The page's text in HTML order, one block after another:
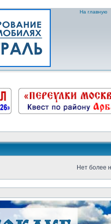
На главную
Нет более